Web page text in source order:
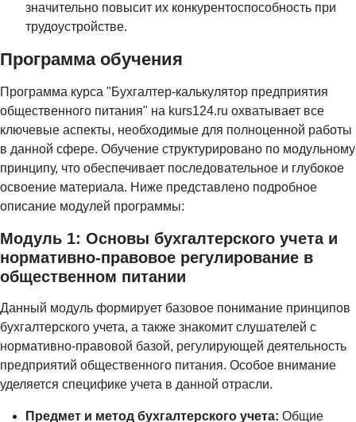
значительно повысит их конкурентоспособность при
трудоустройстве.
Программа обучения
Программа курса "Бухгалтер-калькулятор предприятия
общественного питания" на kurs124.ru охватывает все
ключевые аспекты, необходимые для полноценной работы
в данной сфере. Обучение структурировано по модульному
принципу, что обеспечивает последовательное и глубокое
освоение материала. Ниже представлено подробное
описание модулей программы:
Модуль 1: Основы бухгалтерского учета и
нормативно-правовое регулирование в
общественном питании
Данный модуль формирует базовое понимание принципов
бухгалтерского учета, а также знакомит слушателей с
нормативно-правовой базой, регулирующей деятельность
предприятий общественного питания. Особое внимание
уделяется специфике учета в данной отрасли.
Предмет и метод бухгалтерского учета: Общие